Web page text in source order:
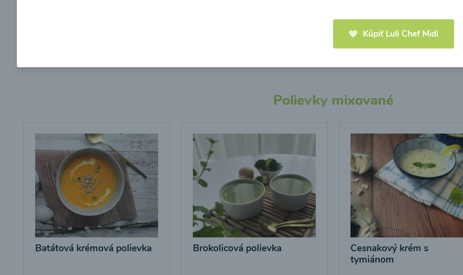
Načítať ďalšie
Polievky mixované
Batátová krémová polievka Brokolicová polievka
Cesnakový krém s
tymiánom
Kúpiť Luli Chef Midi